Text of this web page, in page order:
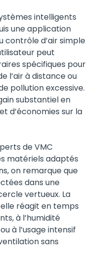
intelligents
une application
contrôle d’air simple
peut
spécifiques pour
l’air à distance ou
pollution excessive.
substantiel en
d’économies sur la
de VMC
matériels adaptés
on remarque que
dans une
vertueux. La
réagit en temps
à l’humidité
à l’usage intensif
sans